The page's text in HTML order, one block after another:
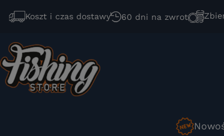
Koszt i czas dostawy 60 dni na zwrot